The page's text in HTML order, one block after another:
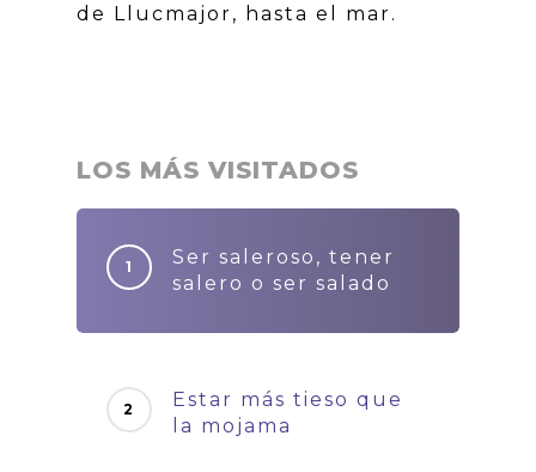
de Llucmajor, hasta el mar.
LOS MÁS VISITADOS
Ser saleroso, tener
salero o ser salado
Estar más tieso que
la mojama